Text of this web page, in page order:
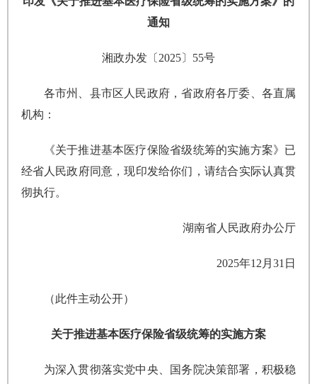
通知
湘政办发〔2025〕55号
各市州、县市区人民政府，省政府各厅委、各直属
机构：
《关于推进基本医疗保险省级统筹的实施方案》已
经省人民政府同意，现印发给你们，请结合实际认真贯
彻执行。
湖南省人民政府办公厅
2025年12月31日
（此件主动公开）
关于推进基本医疗保险省级统筹的实施方案
为深入贯彻落实党中央、国务院决策部署，积极稳